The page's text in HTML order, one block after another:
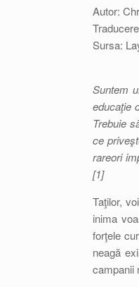
Autor:
Sursa:
Suntem
educaţie
Trebuie
ce
rareori
[1]
Taţilor,
inima
forţele
neagă
campanii